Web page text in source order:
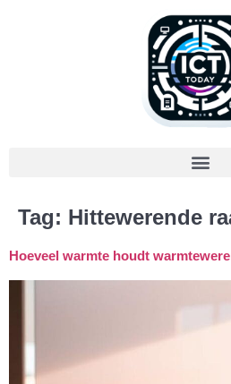
Tag: Hittewerende
Hoeveel warmte houdt